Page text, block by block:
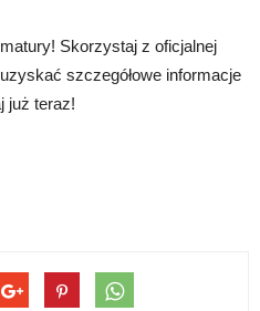
Skorzystaj z oficjalnej
szczegółowe informacje
już teraz!